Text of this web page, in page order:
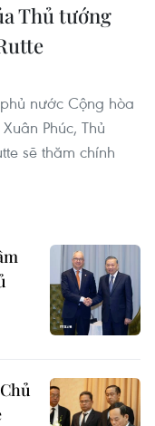
Thủ tướng
nước Cộng hòa
Phúc, Thủ
sẽ thăm chính